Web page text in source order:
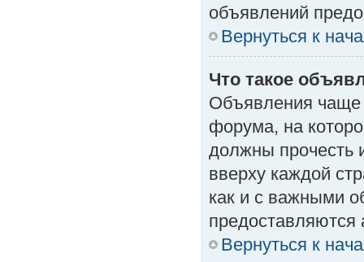
объявлений
Вернуться к
Что такое
Объявления
форума, на
должны прочесть
вверху каждой
как и с важными
предоставляются
Вернуться к